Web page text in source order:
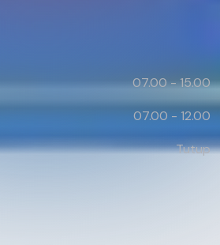
07.00 - 15.00
07.00 - 12.00
Tutup